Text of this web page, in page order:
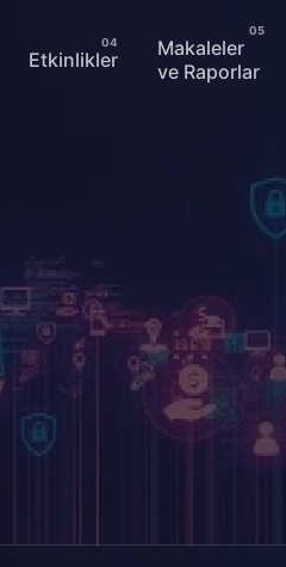
Etkinlikler
Makaleler
ve Raporlar